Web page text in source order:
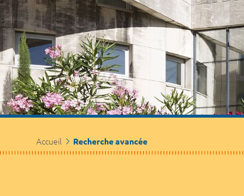
Accueil Recherche avancée